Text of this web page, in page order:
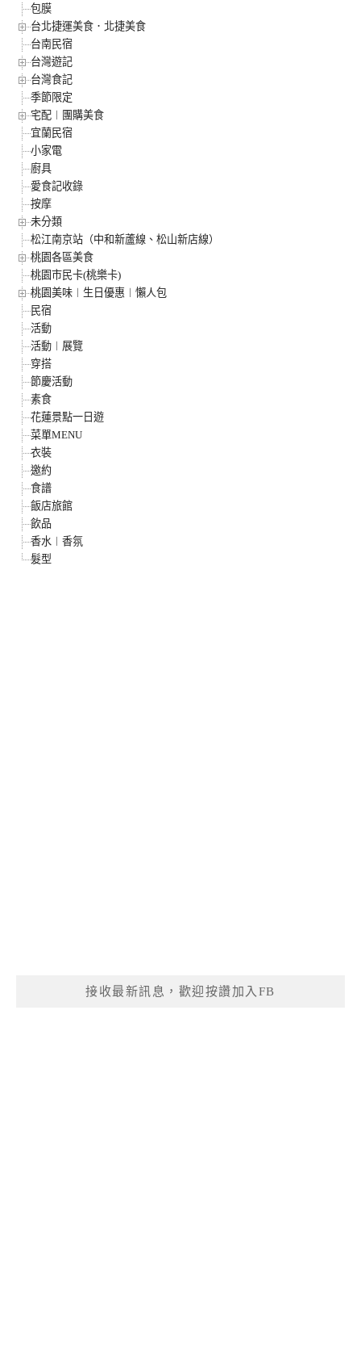
包膜
台北捷運美食．北捷美食
台南民宿
台灣遊記
台灣食記
季節限定
宅配︱團購美食
宜蘭民宿
小家電
廚具
愛食記收錄
按摩
未分類
松江南京站（中和新蘆線、松山新店線）
桃園各區美食
桃園市民卡(桃樂卡)
桃園美味︱生日優惠︱懶人包
民宿
活動
活動︱展覽
穿搭
節慶活動
素食
花蓮景點一日遊
菜單MENU
衣裝
邀約
食譜
飯店旅館
飲品
香水︱香氛
髮型
接收最新訊息，歡迎按讚加入FB